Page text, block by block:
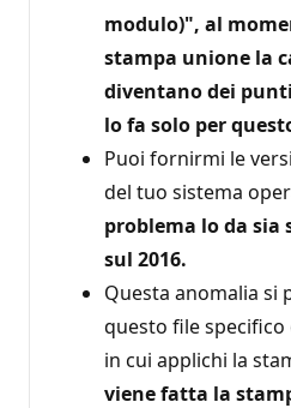
modulo)", al
stampa unione la
diventano dei
lo fa solo per
Puoi fornirmi le
del tuo sistema
problema lo da sia
sul 2016.
Questa anomalia si
questo file
in cui applichi la
viene fatta la